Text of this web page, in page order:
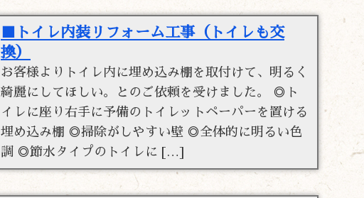
■トイレ内装リフォーム工事（トイレも交
換）
お客様よりトイレ内に埋め込み棚を取付けて、明るく
綺麗にしてほしい。とのご依頼を受けました。 ◎ト
イレに座り右手に予備のトイレットペーパーを置ける
埋め込み棚 ◎掃除がしやすい壁 ◎全体的に明るい色
調 ◎節水タイプのトイレに […]